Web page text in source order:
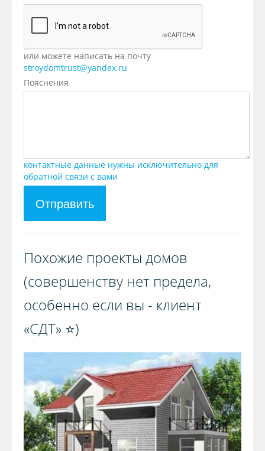
или можете написать на почту
stroydomtrust@yandex.ru
Пояснения
контактные данные нужны исключительно для
обратной связи с вами
Отправить
Похожие проекты домов
(совершенству нет предела,
особенно если вы - клиент
«СДТ» ⭐️)️